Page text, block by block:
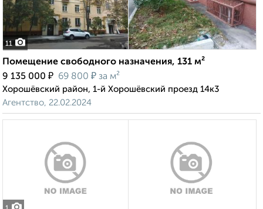
11
Помещение свободного назначения, 131 м²
9 135 000 ₽ 69 800 ₽ за м²
Хорошёвский район, 1-й Хорошёвский проезд 14к3
Агентство, 22.02.2024